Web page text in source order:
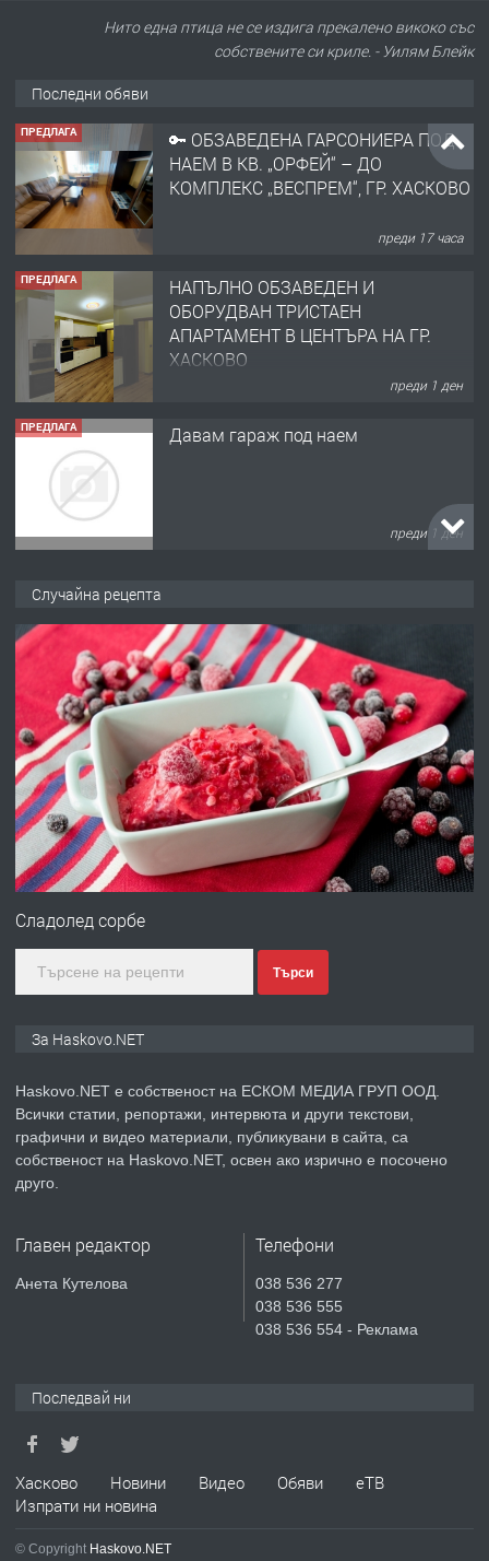
Нито една птица не се издига прекалено викоко със
собствените си криле. - Уилям Блейк
Последни обяви
ПРЕДЛАГА
🔑 ОБЗАВЕДЕНА ГАРСОНИЕРА ПОД
НАЕМ В КВ. „ОРФЕЙ“ – ДО
КОМПЛЕКС „ВЕСПРЕМ“, ГР. ХАСКОВО
преди 17 часа
ПРЕДЛАГА
НАПЪЛНО ОБЗАВЕДЕН И
ОБОРУДВАН ТРИСТАЕН
АПАРТАМЕНТ В ЦЕНТЪРА НА ГР.
ХАСКОВО
преди 1 ден
ПРЕДЛАГА Давам гараж под наем
преди 1 ден
градската градина!
преди 1 ден
ПРЕДЛАГА
ПРОСТОРЕН ТРИСТАЕН
АПАРТАМЕНТ В НОВА СГРАДА КВ.
КУБА
преди 2 дни
ПРЕДЛАГА
Продавам парцел в гр. Хасково кв.
преди 2 дни
ПРЕДЛАГА
№4119 Едностаен обзаведен
Къртене на бетон! Събаряне на
Случайна рецепта
Сладолед сорбе
Търси
За Haskovo.NET
Haskovo.NET е собственост на ЕСКОМ МЕДИА ГРУП ООД.
Всички статии, репортажи, интервюта и други текстови,
графични и видео материали, публикувани в сайта, са
собственост на Haskovo.NET, освен ако изрично е посочено
друго.
Главен редактор
Анета Кутелова
Телефони
038 536 277
038 536 555
038 536 554 - Реклама
Последвай ни
Хасково Новини Видео Обяви
еТВ
Изпрати ни новина
© Copyright Haskovo.NET